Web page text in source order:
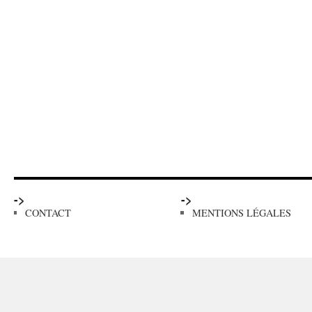
->
CONTACT
->
MENTIONS LÉGALES